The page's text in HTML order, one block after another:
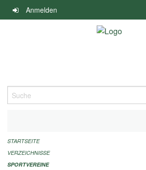
Navigation
überspringen
Anmelden
Suche
ALLGEMEINE INFORMATIONEN
FINANZIELLE UNTERSTÜTZUNG BENÖTIGT?
STARTSEITE
VERZEICHNISSE
SPORTVEREINE